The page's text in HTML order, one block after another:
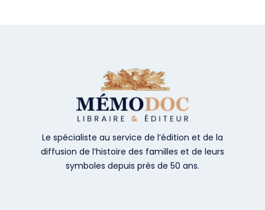
Le spécialiste au service de l’édition et de la
diffusion de l’histoire des familles et de leurs
symboles depuis près de 50 ans.